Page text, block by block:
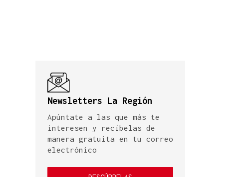
Newsletters La Región
Apúntate a las que más te
interesen y recíbelas de
manera gratuita en tu correo
electrónico